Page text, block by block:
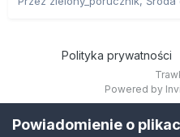
Polityka prywatności
Powered by
Powiadomienie o